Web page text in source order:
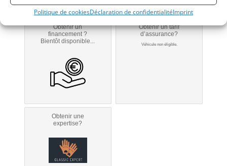
Politique de cookiesDéclaration de confidentialitéImprint
Obtenir un
financement ?
Bientôt disponible...
Obtenir un tarif
d’assurance?
Véhicule non éligible.
Obtenir une
expertise?